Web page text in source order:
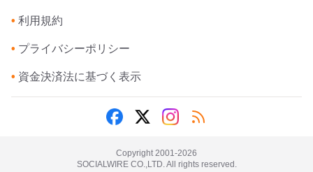
• 利用規約
• プライバシーポリシー
• 資金決済法に基づく表示
Copyright 2001-2026
SOCIALWIRE CO.,LTD. All rights reserved.